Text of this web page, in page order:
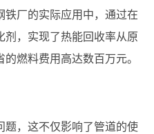
铁厂的实际应用中，通过在
剂，实现了热能回收率从原
燃料费用高达数百万元。
题，这不仅影响了管道的使